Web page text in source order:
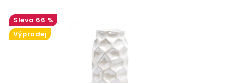
66 %
Výprodej